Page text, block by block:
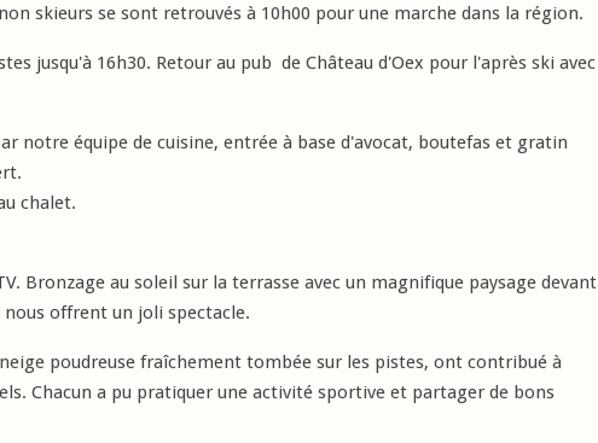
skieurs se sont retrouvés à 10h00 pour une marche dans la région.
jusqu'à 16h30. Retour au pub de Château d'Oex pour l'après ski avec
notre équipe de cuisine, entrée à base d'avocat, boutefas et gratin
chalet.
Bronzage au soleil sur la terrasse avec un magnifique paysage devant
offrent un joli spectacle.
poudreuse fraîchement tombée sur les pistes, ont contribué à
Chacun a pu pratiquer une activité sportive et partager de bons